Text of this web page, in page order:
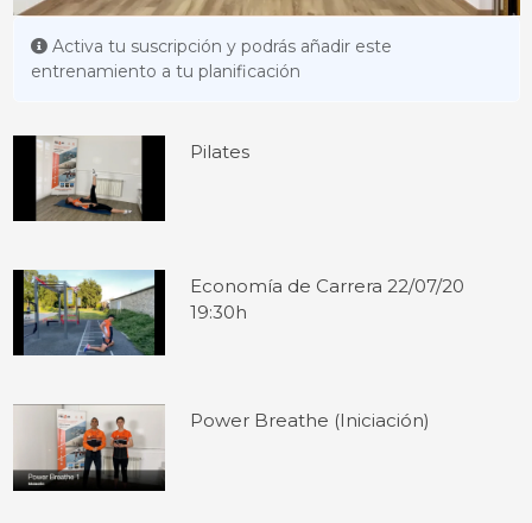
Activa tu suscripción y podrás añadir este
entrenamiento a tu planificación
Pilates
Economía de Carrera 22/07/20
19:30h
Power Breathe (Iniciación)